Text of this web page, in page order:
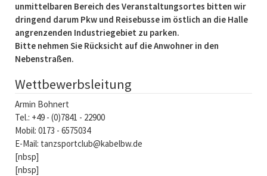
unmittelbaren Bereich des Veranstaltungsortes bitten wir
dringend darum Pkw und Reisebusse im östlich an die Halle
angrenzenden Industriegebiet zu parken.
Bitte nehmen Sie Rücksicht auf die Anwohner in den
Nebenstraßen.
Wettbewerbsleitung
Armin Bohnert
Tel.: +49 - (0)7841 - 22900
Mobil: 0173 - 6575034
E-Mail: tanzsportclub@kabelbw.de
[nbsp]
[nbsp]